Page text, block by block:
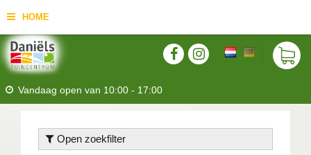
HOME
Vandaag open van 10:00 - 17:00
Open zoekfilter